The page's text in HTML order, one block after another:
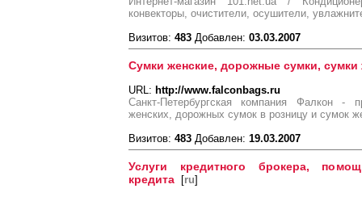
конвекторы, очистители, осушители,
Визитов: 483 Добавлен: 03.03.2007
Сумки женские, дорожные сумки, сумки
URL: http://www.falconbags.ru
Санкт-Петербургская компания Фалкон -
женских, дорожных сумок в розницу и сумок
Визитов: 483 Добавлен: 19.03.2007
Услуги кредитного брокера,
кредита [ru]